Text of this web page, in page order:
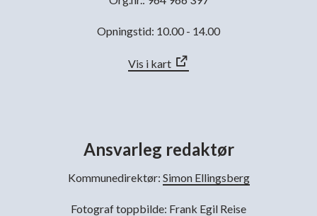
Opningstid: 10.00 - 14.00
Vis i kart
Ansvarleg redaktør
Kommunedirektør: Simon Ellingsberg
Fotograf toppbilde: Frank Egil Reise